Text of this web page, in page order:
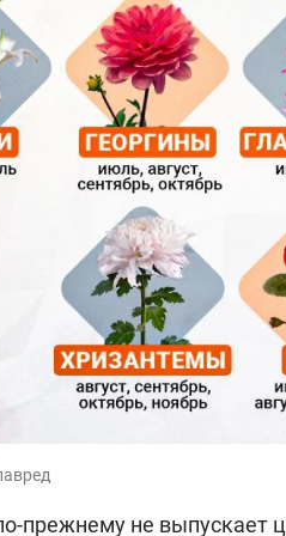
прежнему не выпускает